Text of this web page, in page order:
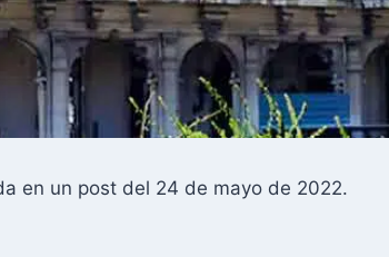
en un post del 24 de mayo de 2022.